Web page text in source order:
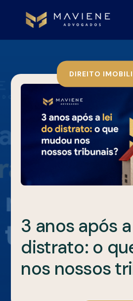
DIREITO
3 anos após
distrato: o
nos nossos